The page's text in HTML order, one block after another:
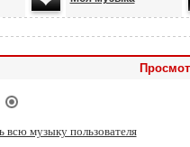
всю музыку пользователя